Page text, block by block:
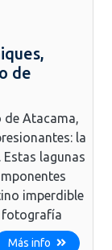
de
de Atacama,
la
lagunas
imperdible
fotografía
Más info